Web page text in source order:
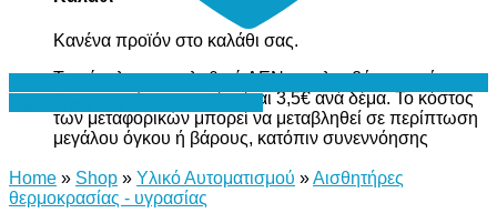
Κανένα προϊόν στο καλάθι σας.
Το σύνολο του καλαθιού ΔΕΝ περιλαμβάνει το κόστος
μεταφορικών, το οποίο είναι 3,5€ ανά δέμα. Το κόστος
των μεταφορικών μπορεί να μεταβληθεί σε περίπτωση
μεγάλου όγκου ή βάρους, κατόπιν συνεννόησης
Home » Shop » Υλικό Αυτοματισμού »Αισθητήρες
θερμοκρασίας - υγρασίας